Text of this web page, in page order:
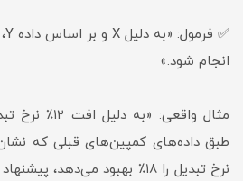
انجام شود.»
مثال واقعی:
طبق داده‌های کمپین‌های قبلی که